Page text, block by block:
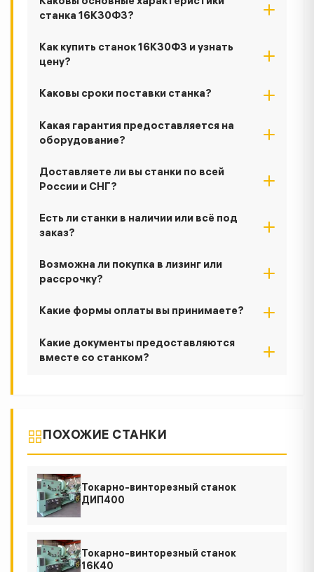
станка 16К30Ф3?
Как купить станок 16К30Ф3 и узнать
цену?
Каковы сроки поставки станка?
Какая гарантия предоставляется на
оборудование?
Доставляете ли вы станки по всей
России и СНГ?
Есть ли станки в наличии или всё под
заказ?
Возможна ли покупка в лизинг или
рассрочку?
Какие формы оплаты вы принимаете?
Какие документы предоставляются
вместе со станком?
ПОХОЖИЕ СТАНКИ
Токарно-винторезный станок
ДИП400
Токарно-винторезный станок
16К40